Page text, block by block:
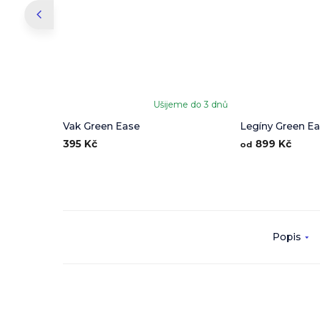
Vak Green Ease
Ušijeme do 3 dnů
395 Kč
Legíny Green
od 899 Kč
Popis